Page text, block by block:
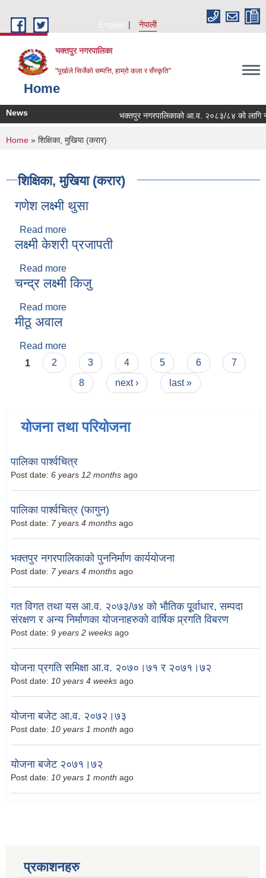
English
नेपाली
भक्तपुर नगरपालिका
"पूर्खाले सिर्जेको सम्पत्ति, हाम्रो कला र सँस्कृति"
Home
News भक्तपुर नगरपालिकाको आ.व. २०८३/८४ को लागि
You are here
Home » शिक्षिका, मुखिया (करार)
शिक्षिका, मुखिया (करार)
गणेश लक्ष्मी थुसा
Read more
लक्ष्मी केशरी प्रजापती
Read more
चन्द्र लक्ष्मी किजु
Read more
मीठू अवाल
Read more
Pages
1 2 3 4 5 6
7
8
next › last »
योजना तथा परियोजना
पालिका पार्श्वचित्र
Post date: 6 years 12 months ago
पालिका पार्श्वचित्र (फागुन)
Post date: 7 years 4 months ago
भक्तपुर नगरपालिकाको पुननिर्माण कार्ययोजना
Post date: 7 years 4 months ago
गत विगत तथा यस आ.व. २०७३/७४ को भौतिक पूूर्वाधार, सम्पदा
संरक्षण र अन्य निर्माणका योजनाहरुको वार्षिक प्र्रगति विबरण
Post date: 9 years 2 weeks ago
योजना प्रगति समिक्षा आ.व. २०७०।७१ र २०७१।७२
Post date: 10 years 4 weeks ago
योजना बजेट आ.व. २०७२।७३
Post date: 10 years 1 month ago
योजना बजेट २०७१।७२
Post date: 10 years 1 month ago
प्रकाशनहरु